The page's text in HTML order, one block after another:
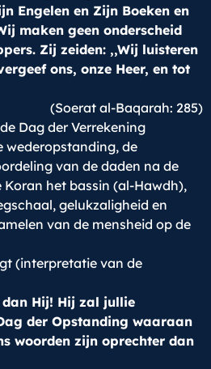
Engelen en Zijn Boeken en
maken geen onderscheid
Zij zeiden: ,,Wij luisteren
ons, onze Heer, en tot
(Soerat al-Baqarah: 285)
Dag der Verrekening
wederopstanding, de
van de daden na de
het bassin (al-Hawdh),
gelukzaligheid en
van de mensheid op de
(interpretatie van de
dan Hij! Hij zal jullie
der Opstanding waaraan
woorden zijn oprechter dan